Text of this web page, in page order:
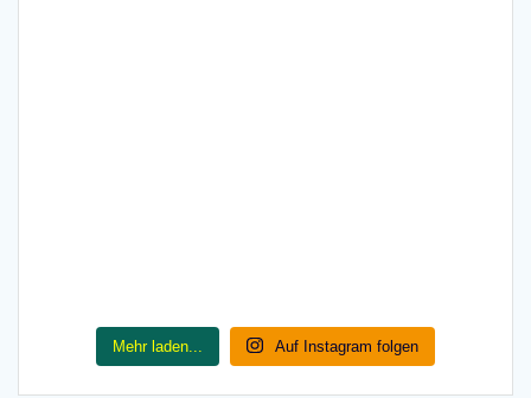
Mehr laden... Auf Instagram folgen